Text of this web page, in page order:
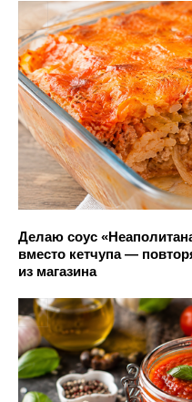
Делаю соус
вместо кетчупа —
из магазина